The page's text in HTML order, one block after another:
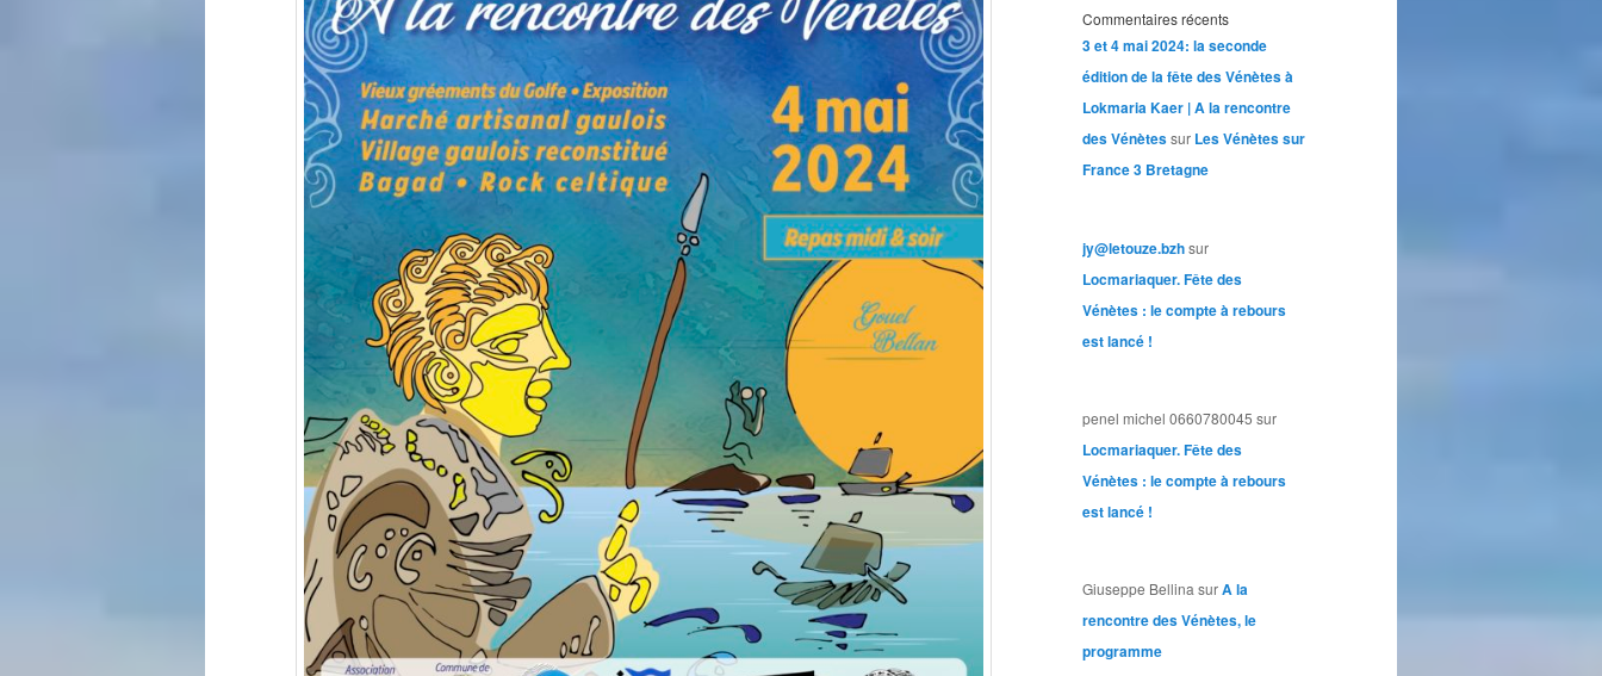
Commentaires récents
3 et 4 mai 2024: la seconde
édition de la fête des Vénètes à
Lokmaria Kaer | A la rencontre
des Vénètessur Les Vénètes sur
France 3 Bretagne
jy@letouze.bzhsur
Locmariaquer. Fête des
Vénètes : le compte à rebours
est lancé !
penel michel 0660780045 sur
Locmariaquer. Fête des
Vénètes : le compte à rebours
est lancé !
Giuseppe Bellina surA la
rencontre des Vénètes, le
programme